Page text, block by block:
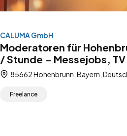
CALUMA GmbH
Moderatoren für
/ Stunde – Messejobs,
85662 Hohenbrunn, Bayern,
Freelance